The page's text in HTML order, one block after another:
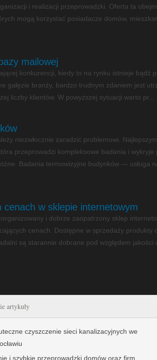
i realizacji przeprowadzki. Oferta ta
mogą korzystać posiadacze domów,
mailowej
konkurencji, kiedy to na rynku istnieje bądź
gałęzie branży, bardzo trudnym zdaniem jest
liczby klientów. W powyższej sytuacji warto pr...
niezwłocznie zaradzić problemowi.
przeprowadzi kompleksowe badania i wykryje
Badania termowizyjne budynków — usługa
w sklepie internetowym
i dobrze zaopatrzony sklep
cenach. Dostępne w sprzedaży produkty
są starannie dobrane pod względem jakości
artykuły
czyszczenie sieci kanalizacyjnych we
i szybkie przeprowadzki domów oraz firm